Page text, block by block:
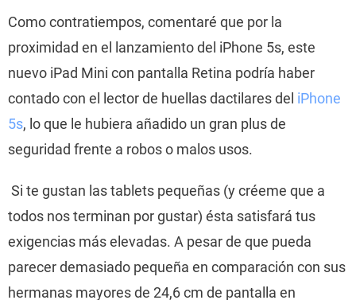
Como contratiempos, comentaré que por la
proximidad en el lanzamiento del iPhone 5s, este
nuevo iPad Mini con pantalla Retina podría haber
contado con el lector de huellas dactilares del iPhone
5s, lo que le hubiera añadido un gran plus de
seguridad frente a robos o malos usos.
Si te gustan las tablets pequeñas (y créeme que a
todos nos terminan por gustar) ésta satisfará tus
exigencias más elevadas. A pesar de que pueda
parecer demasiado pequeña en comparación con sus
hermanas mayores de 24,6 cm de pantalla en